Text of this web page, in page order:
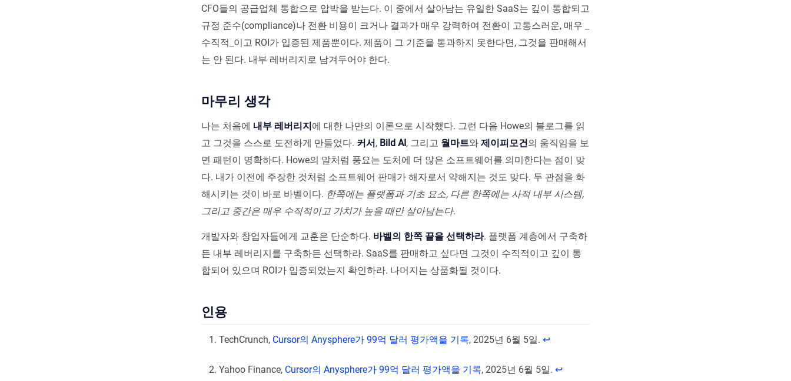
CFO들의 공급업체 통합으로 압박을 받는다. 이 중에서 살아남는 유일한 SaaS는 깊이 통합되고
규정 준수(compliance)나 전환 비용이 크거나 결과가 매우 강력하여 전환이 고통스러운, 매우 _
수직적_이고 ROI가 입증된 제품뿐이다. 제품이 그 기준을 통과하지 못한다면, 그것을 판매해서
는 안 된다. 내부 레버리지로 남겨두어야 한다.
마무리 생각
나는 처음에 내부 레버리지 에 대한 나만의 이론으로 시작했다. 그런 다음 Howe의 블로그를 읽
고 그것을 스스로 도전하게 만들었다. 커서 , Bild AI , 그리고 월마트와 제이피모건의 움직임을 보
면 패턴이 명확하다. Howe의 말처럼 풍요는 도처에 더 많은 소프트웨어를 의미한다는 점이 맞
다. 내가 이전에 주장한 것처럼 소프트웨어 판매가 해자로서 약해지는 것도 맞다. 두 관점을 화
해시키는 것이 바로 바벨이다. 한쪽에는 플랫폼과 기초 요소, 다른 한쪽에는 사적 내부 시스템,
그리고 중간은 매우 수직적이고 가치가 높을 때만 살아남는다.
개발자와 창업자들에게 교훈은 단순하다. 바벨의 한쪽 끝을 선택하라. 플랫폼 계층에서 구축하
든 내부 레버리지를 구축하든 선택하라. SaaS를 판매하고 싶다면 그것이 수직적이고 깊이 통
합되어 있으며 ROI가 입증되었는지 확인하라. 나머지는 상품화될 것이다.
인용
TechCrunch, Cursor의 Anysphere가 99억 달러 평가액을 기록, 2025년 6월 5일. ↩︎
Yahoo Finance, Cursor의 Anysphere가 99억 달러 평가액을 기록, 2025년 6월 5일. ↩︎